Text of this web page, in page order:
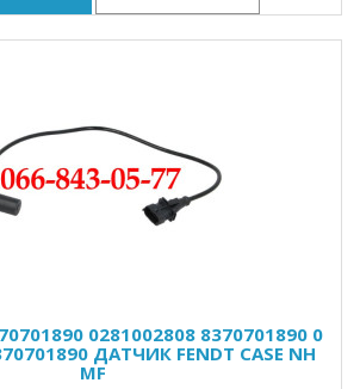
0281002808 8370701890 0
ДАТЧИК FENDT CASE NH
MF